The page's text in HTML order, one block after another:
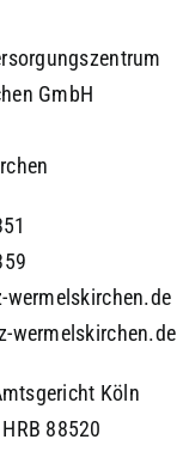
GmbH
wermelskirchen.de
wermelskirchen.de
Köln
88520